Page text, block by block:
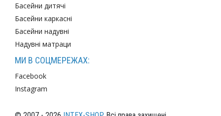
Басейни дитячі
Басейни каркасні
Басейни надувні
Надувні матраци
МИ В СОЦМЕРЕЖАХ:
Facebook
Instagram